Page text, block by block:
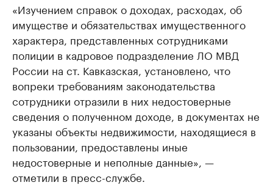
«Изучением справок о доходах, расходах, об
имуществе и обязательствах имущественного
характера, представленных сотрудниками
полиции в кадровое подразделение ЛО МВД
России на ст. Кавказская, установлено, что
вопреки требованиям законодательства
сотрудники отразили в них недостоверные
сведения о полученном доходе, в документах не
указаны объекты недвижимости, находящиеся в
пользовании, предоставлены иные
недостоверные и неполные данные», —
отметили в пресс-службе.